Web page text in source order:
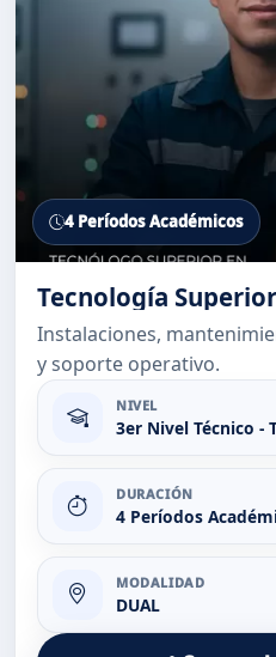
4 Períodos Académicos
Tecnología
Instalaciones,
y soporte operativo.
NIVEL
3er Nivel Técnico -
DURACIÓN
4 Períodos
MODALIDAD
DUAL